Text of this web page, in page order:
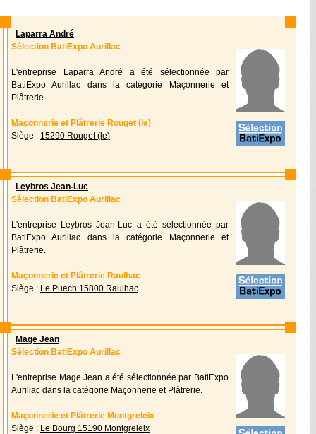
Laparra André
Sélection BatiExpo Aurillac
L'entreprise Laparra André a été sélectionnée par
BatiExpo Aurillac dans la catégorie Maçonnerie et
Plâtrerie.
Maçonnerie et Plâtrerie Rouget (le)
Siège : 15290 Rouget (le)
Leybros Jean-Luc
Sélection BatiExpo Aurillac
L'entreprise Leybros Jean-Luc a été sélectionnée par
BatiExpo Aurillac dans la catégorie Maçonnerie et
Plâtrerie.
Maçonnerie et Plâtrerie Raulhac
Siège : Le Puech 15800 Raulhac
Mage Jean
Sélection BatiExpo Aurillac
L'entreprise Mage Jean a été sélectionnée par BatiExpo
Aurillac dans la catégorie Maçonnerie et Plâtrerie.
Maçonnerie et Plâtrerie Montgreleix
Siège : Le Bourg 15190 Montgreleix